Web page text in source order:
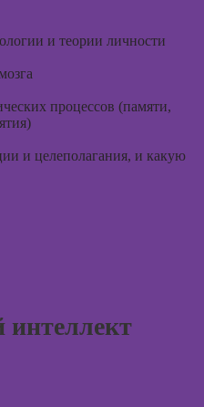
и теории личности
процессов (памяти,
и целеполагания, и какую